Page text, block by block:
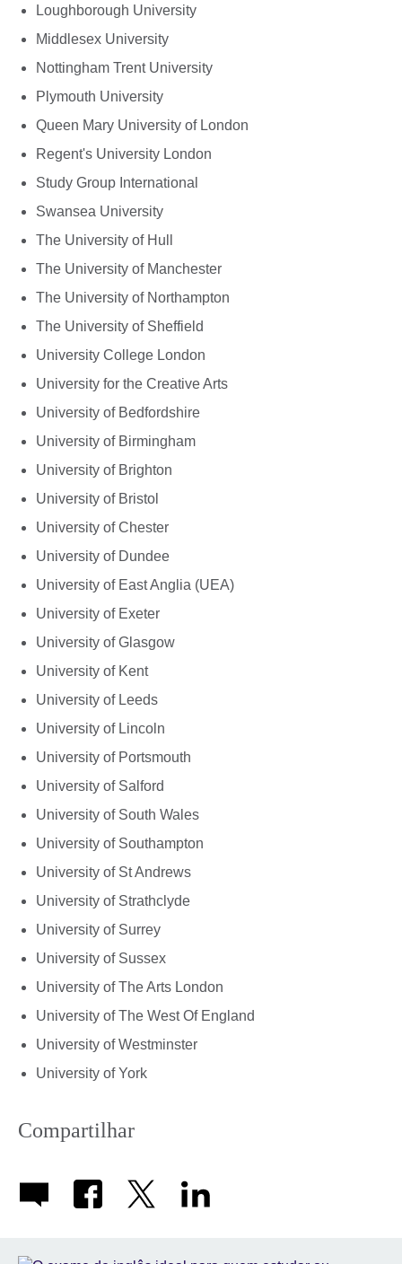
Loughborough University
Middlesex University
Nottingham Trent University
Plymouth University
Queen Mary University of London
Regent's University London
Study Group International
Swansea University
The University of Hull
The University of Manchester
The University of Northampton
The University of Sheffield
University College London
University for the Creative Arts
University of Bedfordshire
University of Birmingham
University of Brighton
University of Bristol
University of Chester
University of Dundee
University of East Anglia (UEA)
University of Exeter
University of Glasgow
University of Kent
University of Leeds
University of Lincoln
University of Portsmouth
University of Salford
University of South Wales
University of Southampton
University of St Andrews
University of Strathclyde
University of Surrey
University of Sussex
University of The Arts London
University of The West Of England
University of Westminster
University of York
Compartilhar